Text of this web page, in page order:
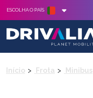
ESCOLHA O PAÍS
Início Frota Minibus